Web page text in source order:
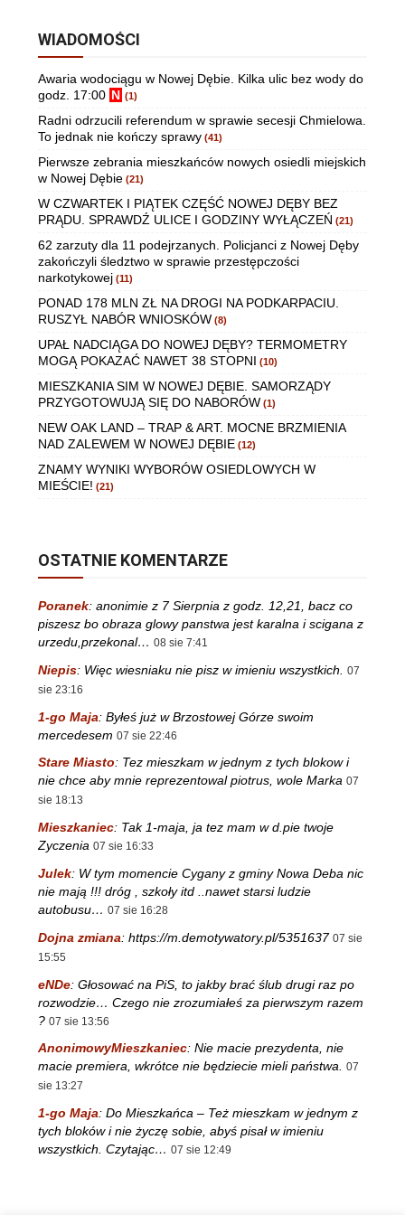
WIADOMOŚCI
Awaria wodociągu w Nowej Dębie. Kilka ulic bez wody do
godz. 17:00 N (1)
Radni odrzucili referendum w sprawie secesji Chmielowa.
To jednak nie kończy sprawy (41)
Pierwsze zebrania mieszkańców nowych osiedli miejskich
w Nowej Dębie (21)
W CZWARTEK I PIĄTEK CZĘŚĆ NOWEJ DĘBY BEZ
PRĄDU. SPRAWDŹ ULICE I GODZINY WYŁĄCZEŃ (21)
62 zarzuty dla 11 podejrzanych. Policjanci z Nowej Dęby
zakończyli śledztwo w sprawie przestępczości
narkotykowej (11)
PONAD 178 MLN ZŁ NA DROGI NA PODKARPACIU.
RUSZYŁ NABÓR WNIOSKÓW (8)
UPAŁ NADCIĄGA DO NOWEJ DĘBY? TERMOMETRY
MOGĄ POKAZAĆ NAWET 38 STOPNI (10)
MIESZKANIA SIM W NOWEJ DĘBIE. SAMORZĄDY
PRZYGOTOWUJĄ SIĘ DO NABORÓW (1)
NEW OAK LAND – TRAP & ART. MOCNE BRZMIENIA
NAD ZALEWEM W NOWEJ DĘBIE (12)
ZNAMY WYNIKI WYBORÓW OSIEDLOWYCH W
MIEŚCIE! (21)
OSTATNIE KOMENTARZE
Poranek: anonimie z 7 Sierpnia z godz. 12,21, bacz co
piszesz bo obraza glowy panstwa jest karalna i scigana z
urzedu,przekonal… 08 sie 7:41
Niepis: Więc wiesniaku nie pisz w imieniu wszystkich.
07
sie 23:16
1-go Maja: Byłeś już w Brzostowej Górze swoim
mercedesem 07 sie 22:46
Stare Miasto: Tez mieszkam w jednym z tych blokow i
nie chce aby mnie reprezentowal piotrus, wole Marka 07
sie 18:13
Mieszkaniec: Tak 1-maja, ja tez mam w d.pie twoje
Zyczenia 07 sie 16:33
Julek: W tym momencie Cygany z gminy Nowa Deba nic
nie mają !!! dróg , szkoły itd ..nawet starsi ludzie
autobusu… 07 sie 16:28
Dojna zmiana: https://m.demotywatory.pl/5351637 07 sie
15:55
eNDe: Głosować na PiS, to jakby brać ślub drugi raz po
rozwodzie… Czego nie zrozumiałeś za pierwszym razem
? 07 sie 13:56
AnonimowyMieszkaniec: Nie macie prezydenta, nie
macie premiera, wkrótce nie będziecie mieli państwa. 07
sie 13:27
1-go Maja: Do Mieszkańca – Też mieszkam w jednym z
tych bloków i nie życzę sobie, abyś pisał w imieniu
wszystkich. Czytając… 07 sie 12:49